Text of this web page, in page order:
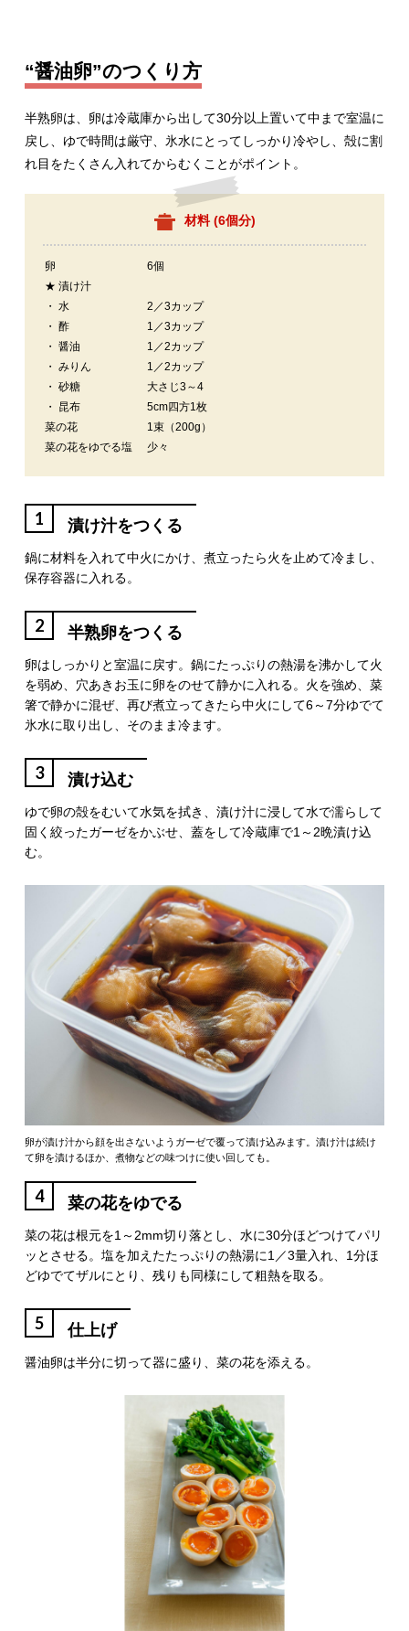
“醤油卵”のつくり方
半熟卵は、卵は冷蔵庫から出して30分以上置いて中まで室温に
戻し、ゆで時間は厳守、氷水にとってしっかり冷やし、殻に割
れ目をたくさん入れてからむくことがポイント。
材料 (6個分)
卵
6個
★ 漬け汁
・ 水
2／3カップ
・ 酢
1／3カップ
・ 醤油
1／2カップ
・ みりん
1／2カップ
・ 砂糖
大さじ3～4
・ 昆布
5cm四方1枚
菜の花
1束（200g）
菜の花をゆでる塩
少々
1 漬け汁をつくる
鍋に材料を入れて中火にかけ、煮立ったら火を止めて冷まし、
保存容器に入れる。
2 半熟卵をつくる
卵はしっかりと室温に戻す。鍋にたっぷりの熱湯を沸かして火
を弱め、穴あきお玉に卵をのせて静かに入れる。火を強め、菜
箸で静かに混ぜ、再び煮立ってきたら中火にして6～7分ゆでて
氷水に取り出し、そのまま冷ます。
3 漬け込む
ゆで卵の殻をむいて水気を拭き、漬け汁に浸して水で濡らして
固く絞ったガーゼをかぶせ、蓋をして冷蔵庫で1～2晩漬け込
む。
卵が漬け汁から顔を出さないようガーゼで覆って漬け込みます。漬け汁は続け
て卵を漬けるほか、煮物などの味つけに使い回しても。
4 菜の花をゆでる
菜の花は根元を1～2mm切り落とし、水に30分ほどつけてパリ
ッとさせる。塩を加えたたっぷりの熱湯に1／3量入れ、1分ほ
どゆでてザルにとり、残りも同様にして粗熱を取る。
5 仕上げ
醤油卵は半分に切って器に盛り、菜の花を添える。